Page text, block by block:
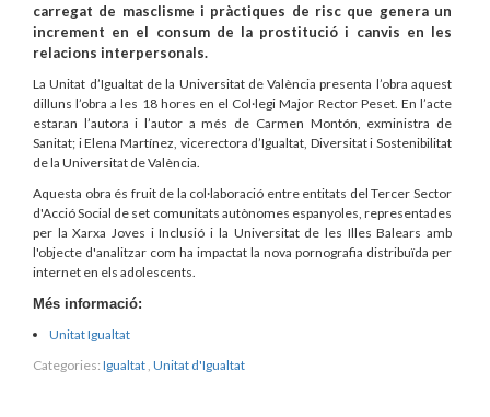
carregat de masclisme i pràctiques de risc que genera un
increment en el consum de la prostitució i canvis en les
relacions interpersonals.
La Unitat d’Igualtat de la Universitat de València presenta l’obra aquest
dilluns l’obra a les 18 hores en el Col·legi Major Rector Peset. En l’acte
estaran l’autora i l’autor a més de Carmen Montón, exministra de
Sanitat; i Elena Martínez, vicerectora d’Igualtat, Diversitat i Sostenibilitat
de la Universitat de València.
Aquesta obra és fruit de la col·laboració entre entitats del Tercer Sector
d'Acció Social de set comunitats autònomes espanyoles, representades
per la Xarxa Joves i Inclusió i la Universitat de les Illes Balears amb
l'objecte d'analitzar com ha impactat la nova pornografia distribuïda per
internet en els adolescents.
Més informació:
Unitat Igualtat
Categories: Igualtat Unitat d'Igualtat